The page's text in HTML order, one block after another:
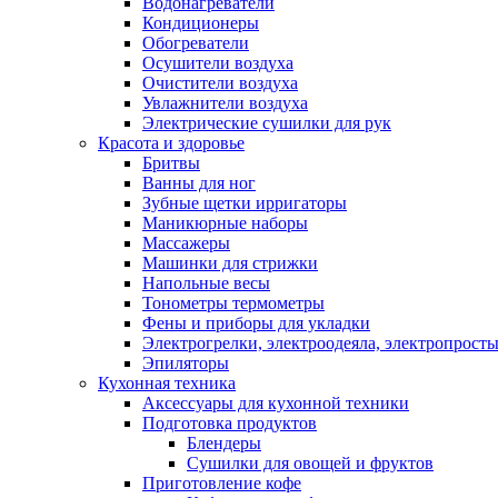
Кондиционеры
Обогреватели
Осушители воздуха
Очистители воздуха
Увлажнители воздуха
Электрические сушилки для рук
Красота и здоровье
Бритвы
Ванны для ног
Зубные щетки ирригаторы
Маникюрные наборы
Массажеры
Машинки для стрижки
Напольные весы
Тонометры термометры
Фены и приборы для укладки
Электрогрелки, электроодеяла,
Эпиляторы
Кухонная техника
Аксессуары для кухонной техники
Подготовка продуктов
Блендеры
Сушилки для овощей и фруктов
Приготовление кофе